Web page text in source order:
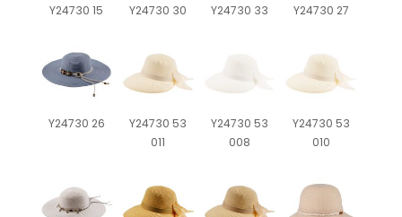
Y24730 15 Y24730 30 Y24730 33 Y24730 27
Y24730 26
Y24730 53
011
Y24730 53
008
Y24730 53
010